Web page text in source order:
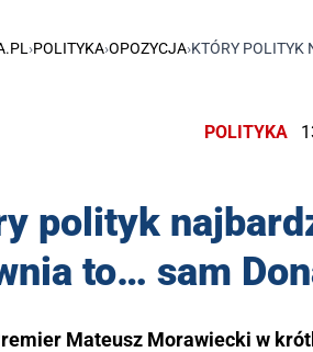
›POLITYKA›OPOZYCJA›KTÓRY POLITYK
POLITYKA
polityk
to… sam
Mateusz Morawiecki w